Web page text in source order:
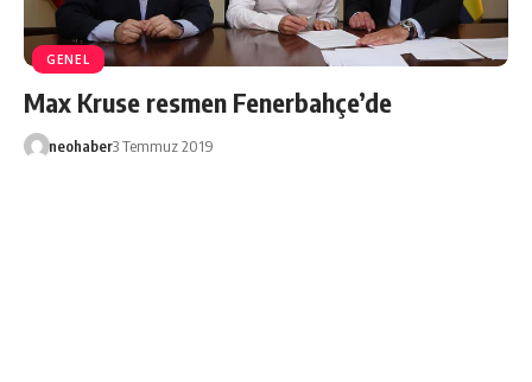
GENEL
Max Kruse resmen Fenerbahçe’de
neohaber3 Temmuz 2019